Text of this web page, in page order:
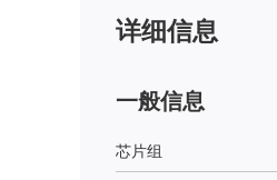
详细信息
一般信息
芯片组